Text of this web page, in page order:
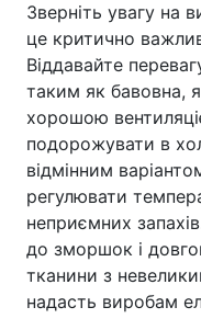
Зверніть увагу на
це критично
Віддавайте
таким як бавовна,
хорошою
подорожувати в
відмінним
регулювати
неприємних
до зморшок і
тканини з
надасть виробам